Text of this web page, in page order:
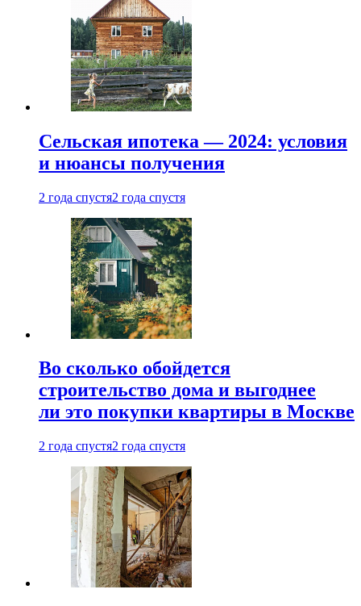
Сельская ипотека — 2024: условия
и нюансы получения
2 года спустя2 года спустя
Во сколько обойдется
строительство дома и выгоднее
ли это покупки квартиры в Москве
2 года спустя2 года спустя